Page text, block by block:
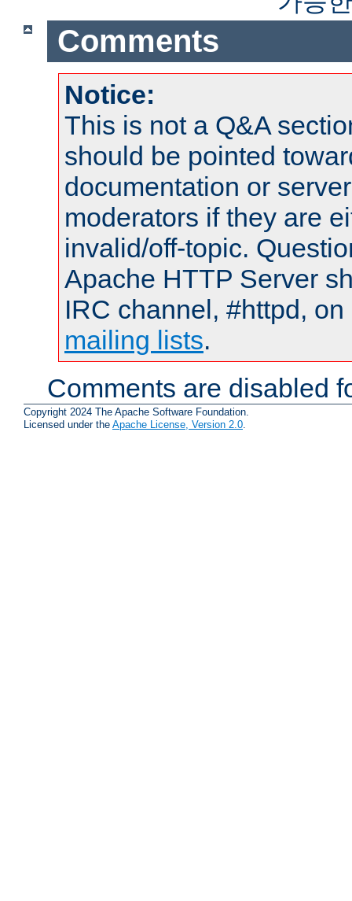
Comments
Notice:
This is not a Q&A
should be pointed
documentation or
moderators if they are
invalid/off-topic.
Apache HTTP Server
IRC channel, #httpd,
mailing lists.
Comments are disabled
Copyright 2024 The Apache Software Foundation.
Licensed under the Apache License, Version 2.0.